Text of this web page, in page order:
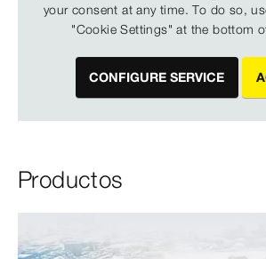
your consent at any time. To do so,
"Cookie Settings" at the bottom
CONFIGURE SERVICE
Productos